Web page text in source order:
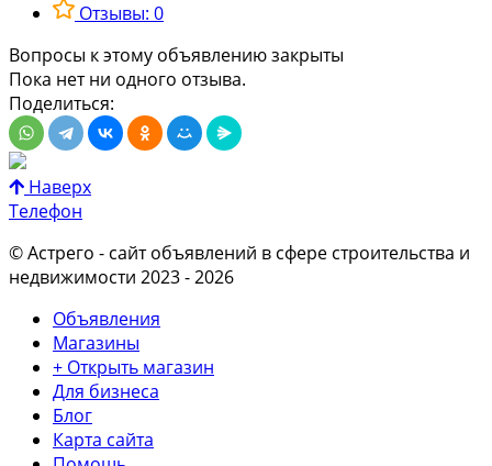
Отзывы: 0
Вопросы к этому объявлению закрыты
Пока нет ни одного отзыва.
Поделиться:
Наверх
Телефон
© Астрего - сайт объявлений в сфере строительства и
недвижимости 2023 - 2026
Объявления
Магазины
+ Открыть магазин
Для бизнеса
Блог
Карта сайта